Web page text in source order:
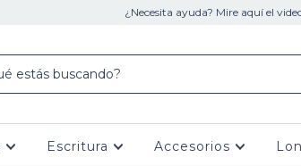
¿Necesita ayuda? Mire aquí el
Escritura Accesorios